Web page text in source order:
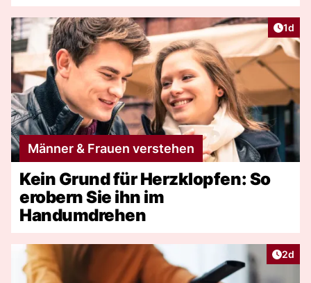
1d
Männer & Frauen verstehen
Kein Grund für Herzklopfen: So
erobern Sie ihn im
Handumdrehen
2d